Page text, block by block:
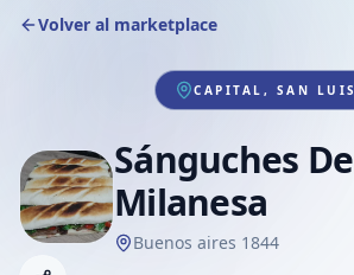
Volver al marketplace
CAPITAL, SAN LUIS
Sánguches De
Milanesa
Buenos aires 1844